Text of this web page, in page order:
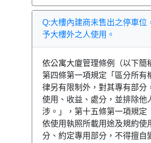
Q:大樓內建商未售出之停車位
予大樓外之人使用。
依公寓大廈管理條例（以下簡
第四條第一項規定「區分所有
律另有限制外，對其專有部分
使用、收益、處分，並排除他
涉。」，第十五條第一項規定
依使用執照所載用途及規約使
分、約定專用部分，不得擅自